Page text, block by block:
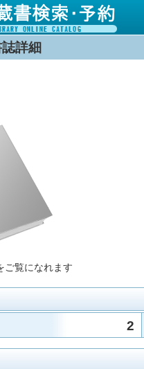
詳細
ご覧になれます
2